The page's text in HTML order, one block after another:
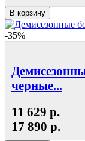
В корзину
-35%
черные...
11 629 р.
17 890 р.